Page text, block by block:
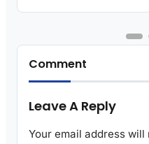
Comment
Leave A Reply
Your email address will